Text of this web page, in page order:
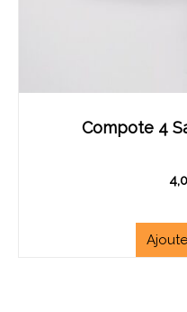
Compote 4